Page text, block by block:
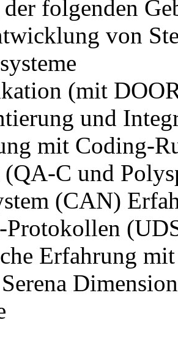
folgenden
von
(mit
und
mit Coding-
C und
(CAN)
Protokollen
Erfahrung